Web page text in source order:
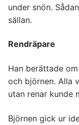
under snön.
sällan.
Rendräpare
Han berättade
och björnen. Alla
utan renar kunde
Björnen gick ur